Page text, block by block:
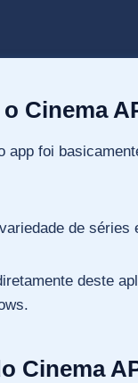
Cinema
foi
de
deste
Cinema